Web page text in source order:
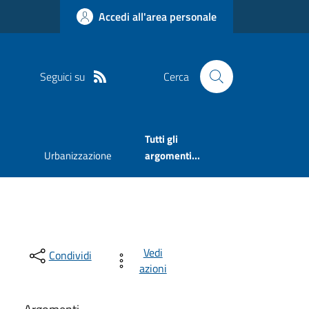
Accedi all'area personale
Seguici su Cerca
Urbanizzazione
Tutti gli
argomenti...
Condividi
Vedi
azioni